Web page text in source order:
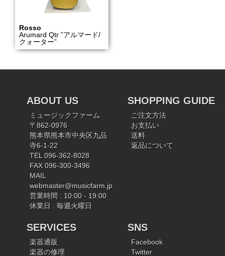
Rosso
Arumard Qtr ”アルマード/
クォーター”
ABOUT US
ミュージックファーム
〒862-0976
熊本県熊本市中央区九品
寺6-1-22
TEL 096-362-8028
FAX 096-300-3496
MAIL
webmaster@musicfarm.jp
営業時間 : 10:00 - 19:00
休業日 : 毎週火曜日
SHOPPING GUIDE
ご注文方法
お支払い
送料
返品について
SERVICES
楽器通販
楽器の修理
SNS
Facebook
Twitter